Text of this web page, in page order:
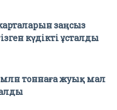
заңсыз
күдікті ұсталды
млн тоннаға жуық мал